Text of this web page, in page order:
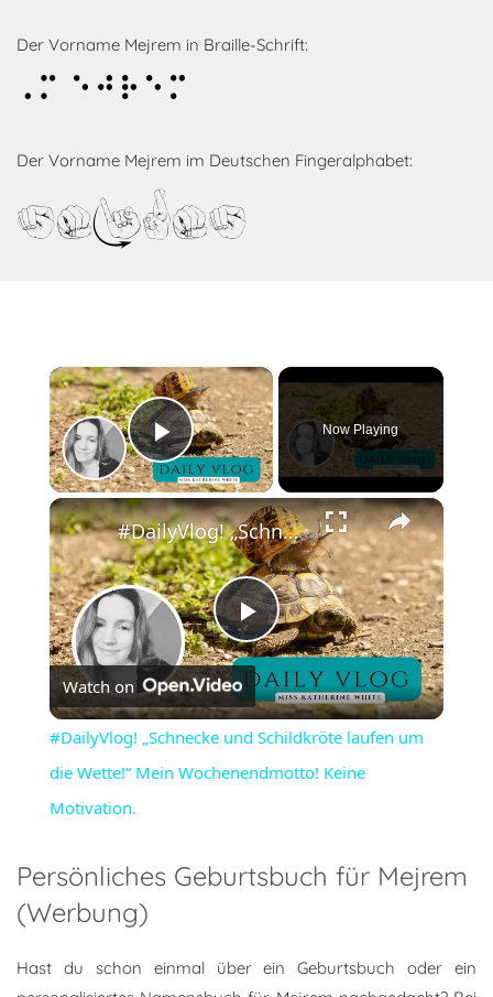
Der Vorname Mejrem in Braille-Schrift:
Mejrem
Der Vorname Mejrem im Deutschen Fingeralphabet:
Mejrem
×
Play Video
Now Playing
×
Play
Video
#DailyVlog! „Schnecke und Schildkröte laufen um die Wette!“ Mein Wochenendmotto! Keine Motivation.
Watch on
#DailyVlog! „Schnecke und Schildkröte laufen um
die Wette!“ Mein Wochenendmotto! Keine
Motivation.
Persönliches Geburtsbuch für Mejrem
(Werbung)
Hast du schon einmal über ein Geburtsbuch oder ein